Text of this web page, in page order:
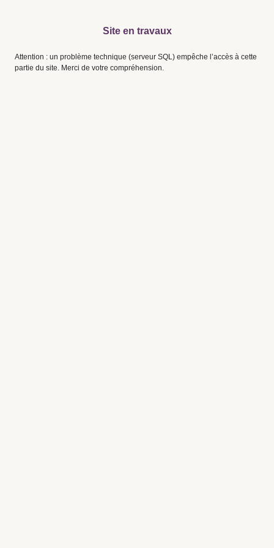
Site en travaux
Attention : un problème technique (serveur SQL) empêche l’accès à cette
partie du site. Merci de votre compréhension.